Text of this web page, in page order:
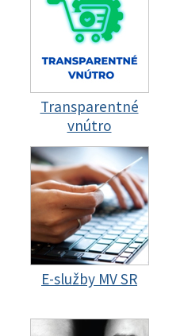
Transparentné
vnútro
E-služby MV SR